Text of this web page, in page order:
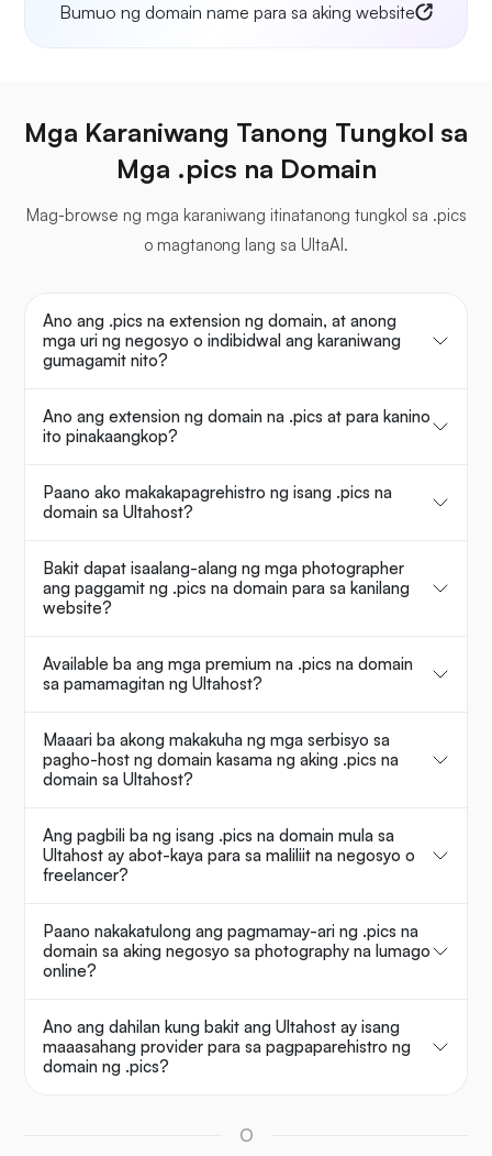
Bumuo ng domain name para sa aking website
Mga Karaniwang Tanong Tungkol sa
Mga .pics na Domain
Mag-browse ng mga karaniwang itinatanong tungkol sa .pics
o magtanong lang sa UltaAI.
Ano ang .pics na extension ng domain, at anong
mga uri ng negosyo o indibidwal ang karaniwang
gumagamit nito?
Ano ang extension ng domain na .pics at para kanino
ito pinakaangkop?
Paano ako makakapagrehistro ng isang .pics na
domain sa Ultahost?
Bakit dapat isaalang-alang ng mga photographer
ang paggamit ng .pics na domain para sa kanilang
website?
Available ba ang mga premium na .pics na domain
sa pamamagitan ng Ultahost?
Maaari ba akong makakuha ng mga serbisyo sa
pagho-host ng domain kasama ng aking .pics na
domain sa Ultahost?
Ang pagbili ba ng isang .pics na domain mula sa
Ultahost ay abot-kaya para sa maliliit na negosyo o
freelancer?
Paano nakakatulong ang pagmamay-ari ng .pics na
domain sa aking negosyo sa photography na lumago
online?
Ano ang dahilan kung bakit ang Ultahost ay isang
maaasahang provider para sa pagpaparehistro ng
domain ng .pics?
O